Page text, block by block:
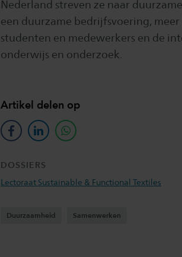
Nederland streven ze naar
een duurzame bedrijfsvoering,
studenten en medewerkers en de
onderwijs en onderzoek.
Artikel delen op
facebooklinkedinwhatsapp
DOSSIERS
Lectoraat Sustainable & Functional Textiles
Duurzaamheid Samenwerken